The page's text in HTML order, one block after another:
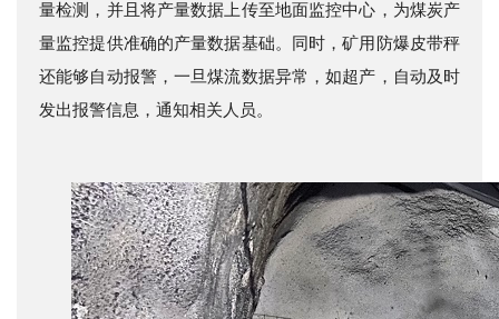
量检测，并且将产量数据上传至地面监控中心，为煤炭产
量监控提供准确的产量数据基础。同时，矿用防爆皮带秤
还能够自动报警，一旦煤流数据异常，如超产，自动及时
发出报警信息，通知相关人员。